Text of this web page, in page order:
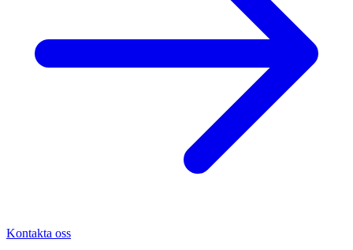
Kontakta oss